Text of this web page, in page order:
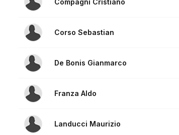
Compagni Cristiano
Corso Sebastian
De Bonis Gianmarco
Franza Aldo
Landucci Maurizio